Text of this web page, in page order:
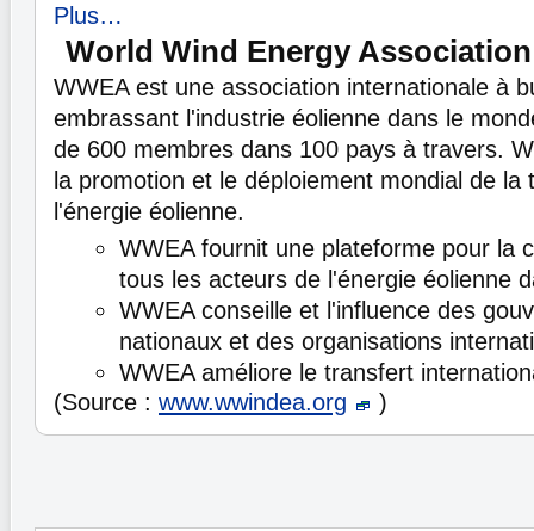
Plus…
World Wind Energy Association
WWEA est une association internationale à
embrassant l'industrie éolienne dans le
de 600 membres dans 100 pays à travers.
la promotion et le déploiement mondial de la
l'énergie éolienne.
WWEA fournit une plateforme pour la
tous les acteurs de l'énergie éolienne
WWEA conseille et l'influence des
nationaux et des organisations
WWEA améliore le transfert
(Source : www.wwindea.org )